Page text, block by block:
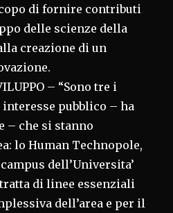
di fornire contributi
delle scienze della
creazione di un
– “Sono tre i
pubblico – ha
– che si stanno
lo Human Technopole,
dell’Universita’
di linee essenziali
dell’area e per il